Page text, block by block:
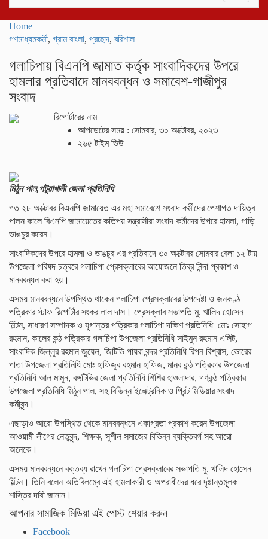
Home
গণমাধ্যমকর্মী, গ্রাম বাংলা, প্রচ্ছদ, বরিশাল
গলাচিপায় বিএনপি জামাত কর্তৃক সাংবাদিকদের উপরে
হামলার প্রতিবাদে মানববন্ধন ও সমাবেশ-গাজীপুর
সংবাদ
রিপোর্টারের নাম
আপডেটের সময় : সোমবার, ৩০ অক্টোবর, ২০২৩
২৬৫ টাইম ভিউ
মিঠুন পাল,পটুয়াখালী জেলা প্রতিনিধি
গত ২৮ অক্টোবর বিএনপি জামায়েত এর মহা সমাবেশে সংবাদ কর্মীদের পেশাগত দায়িত্ব
পালন কালে বিএনপি জামায়েতের কতিপয় সন্ত্রাসীরা সংবাদ কর্মীদের উপরে হামলা, গাড়ি
ভাঙচুর করেন।
সাংবাদিকদের উপরে হামলা ও ভাঙচুর এর প্রতিবাদে ৩০ অক্টোবর সোমবার বেলা ১২ টায়
উপজেলা পরিষদ চত্বরে গলাচিপা প্রেসক্লাবের আয়োজনে তিব্র নিন্দা প্রকাশ ও
মানববন্ধন করা হয়।
এসময় মানববন্ধনে উপস্থিত থাকেন গলাচিপা প্রেসক্লাবের উপদেষ্টা ও জনকণ্ঠ
পত্রিকার স্টাফ রিপোর্টার সংকর লাল দাস। প্রেসক্লাব সভাপতি মু. খালিদ হোসেন
মিল্টন, সাধারণ সম্পাদক ও যুগান্তর পত্রিকার গলাচিপা দক্ষিণ প্রতিনিধি মোঃ সোহাগ
রহমান, কালের কন্ঠ পত্রিকার গলাচিপা উপজেলা প্রতিনিধি সাইমুন রহমান এলিট,
সাংবাদিক জিল্লুর রহমান জুয়েল, জিটিভি পায়রা বন্দর প্রতিনিধি রিপন বিশ্বাস, ভোরের
পাতা উপজেলা প্রতিনিধি মোঃ হাফিজুর রহমান হাফিজ, মানব কন্ঠ পত্রিকার উপজেলা
প্রতিনিধি আল মামুন, বঙ্গটিভির জেলা প্রতিনিধি শিশির হাওলাদার, গণকন্ঠ পত্রিকার
উপজেলা প্রতিনিধি মিঠুন পাল, সহ বিভিন্ন ইলেক্ট্রনিক ও প্রিন্ট মিডিয়ার সংবাদ
কর্মীবৃন্দ।
এছাড়াও আরো উপস্থিত থেকে মানববন্ধনে একাগ্রতা প্রকাশ করেন উপজেলা
আওয়ামী লীগের নেতৃবৃন্দ, শিক্ষক, সুশীল সমাজের বিভিন্ন ব্যক্তিবর্গ সহ আরো
অনেকে।
এসময় মানববন্ধনে বক্তব্য রাখেন গলাচিপা প্রেসক্লাবের সভাপতি মু. খালিদ হোসেন
মিল্টন। তিনি বলেন অতিবিলম্বে এই হামলাকারী ও অপরাধীদের ধরে দৃষ্টান্তমূলক
শাস্তির দাবী জানান।
আপনার সামাজিক মিডিয়া এই পোস্ট শেয়ার করুন
Facebook